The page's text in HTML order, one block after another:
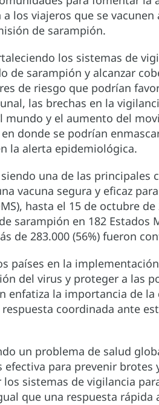
los viajeros que se
de sarampión.
los sistemas de
de sarampión y alcanzar
de riesgo que podrían
las brechas en la
mundo y el aumento del
donde se podrían
la alerta epidemiológica.
una de las principales
vacuna segura y eficaz
hasta el 15 de octubre
sarampión en 182 Estados
de 283.000 (56%) fueron
países en la
del virus y proteger a las
enfatiza la importancia de la
coordinada ante
un problema de salud
para prevenir brotes
sistemas de vigilancia
que una respuesta